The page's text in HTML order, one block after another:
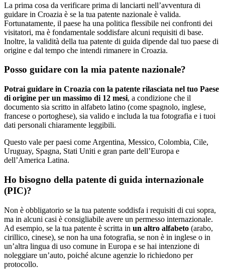
La prima cosa da verificare prima di lanciarti nell’avventura di
guidare in Croazia è se la tua patente nazionale è valida.
Fortunatamente, il paese ha una politica flessibile nei confronti dei
visitatori, ma è fondamentale soddisfare alcuni requisiti di base.
Inoltre, la validità della tua patente di guida dipende dal tuo paese di
origine e dal tempo che intendi rimanere in Croazia.
Posso guidare con la mia patente nazionale?
Potrai guidare in Croazia con la patente rilasciata nel tuo Paese
di origine per un massimo di 12 mesi, a condizione che il
documento sia scritto in alfabeto latino (come spagnolo, inglese,
francese o portoghese), sia valido e includa la tua fotografia e i tuoi
dati personali chiaramente leggibili.
Questo vale per paesi come Argentina, Messico, Colombia, Cile,
Uruguay, Spagna, Stati Uniti e gran parte dell’Europa e
dell’America Latina.
Ho bisogno della patente di guida internazionale
(PIC)?
Non è obbligatorio se la tua patente soddisfa i requisiti di cui sopra,
ma in alcuni casi è consigliabile avere un permesso internazionale.
Ad esempio, se la tua patente è scritta in un altro alfabeto (arabo,
cirillico, cinese), se non ha una fotografia, se non è in inglese o in
un’altra lingua di uso comune in Europa e se hai intenzione di
noleggiare un’auto, poiché alcune agenzie lo richiedono per
protocollo.